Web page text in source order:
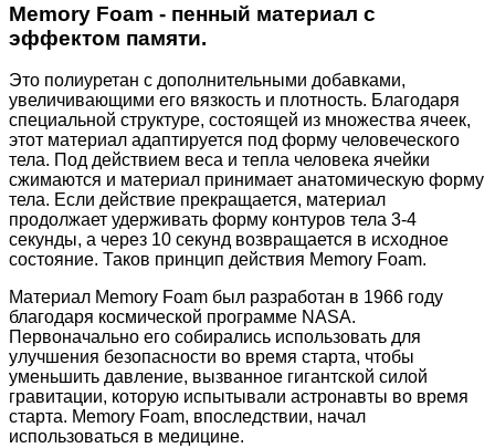
Memory Foam - пенный материал с
эффектом памяти.
Это полиуретан с дополнительными добавками,
увеличивающими его вязкость и плотность. Благодаря
специальной структуре, состоящей из множества ячеек,
этот материал адаптируется под форму человеческого
тела. Под действием веса и тепла человека ячейки
сжимаются и материал принимает анатомическую форму
тела. Если действие прекращается, материал
продолжает удерживать форму контуров тела 3-4
секунды, а через 10 секунд возвращается в исходное
состояние. Таков принцип действия Memory Foam.
Материал Memory Foam был разработан в 1966 году
благодаря космической программе NASA.
Первоначально его собирались использовать для
улучшения безопасности во время старта, чтобы
уменьшить давление, вызванное гигантской силой
гравитации, которую испытывали астронавты во время
старта. Memory Foam, впоследствии, начал
использоваться в медицине.